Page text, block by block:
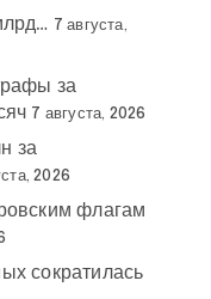
7 августа,
за
7 августа, 2026
за
2026
флагам
сократилась